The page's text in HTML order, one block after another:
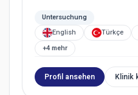
Untersuchung
English
Türkçe
+4 mehr
Profil ansehen Klinik